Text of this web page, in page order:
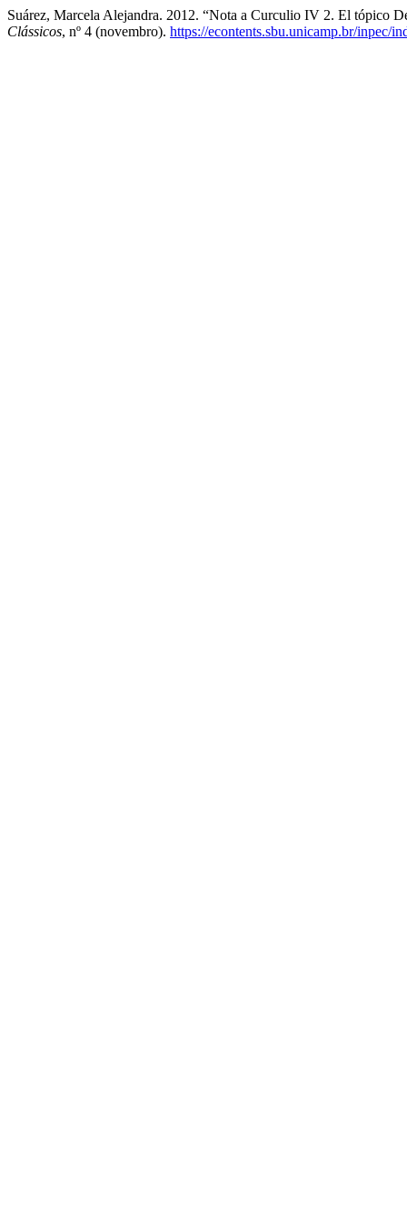
Suárez, Marcela Alejandra. 2012. “Nota a Curculio IV 2. El tópico
Clássicos, nº 4 (novembro). https://econtents.sbu.unicamp.br/inpec/